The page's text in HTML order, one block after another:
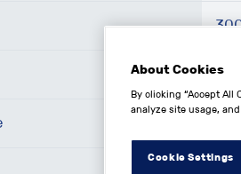
2019
About Cookies
By clicking “Accept All
analyze site usage,
Cookie Settings